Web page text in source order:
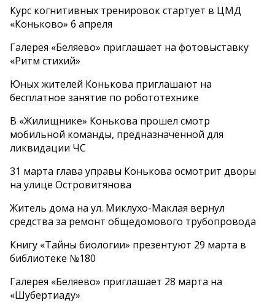
Курс когнитивных тренировок стартует в ЦМД
«Коньково» 6 апреля
Галерея «Беляево» приглашает на фотовыставку
«Ритм стихий»
Юных жителей Конькова приглашают на
бесплатное занятие по робототехнике
В «Жилищнике» Конькова прошел смотр
мобильной команды, предназначенной для
ликвидации ЧС
31 марта глава управы Конькова осмотрит дворы
на улице Островитянова
Житель дома на ул. Миклухо-Маклая вернул
средства за ремонт общедомового трубопровода
Книгу «Тайны биологии» презентуют 29 марта в
библиотеке №180
Галерея «Беляево» приглашает 28 марта на
«Шубертиаду»